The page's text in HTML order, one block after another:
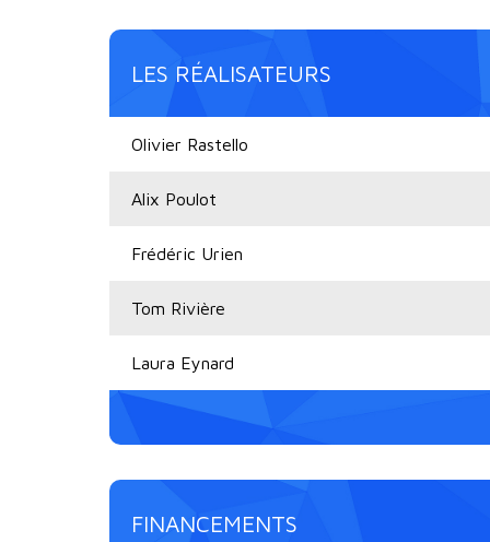
LES RÉALISATEURS
Olivier Rastello
Alix Poulot
Frédéric Urien
Tom Rivière
Laura Eynard
FINANCEMENTS